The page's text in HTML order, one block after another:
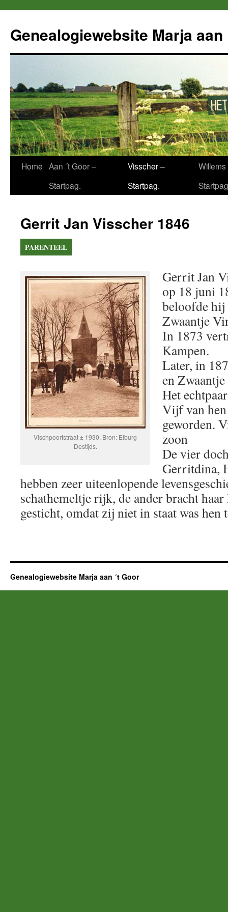
de
inhoud
Genealogiewebsite Marja aan
Home Aan ´t Goor –
Startpag.
Visscher –
Startpag.
Gerrit Jan Visscher 1846
PARENTEEL
Vischpoortstraat ± 1930. Bron: Elburg
Destijds.
Gerrit Jan
op 18 juni
beloofde
Zwaantje
In 1873
Kampen.
Later, in
en
Het
Vijf van
geworden.
zoon
De vier
Gerritdina,
hebben zeer uiteenlopende
schathemeltje rijk, de ander bracht
gesticht, omdat zij niet in staat was hen
Genealogiewebsite Marja aan ´t Goor